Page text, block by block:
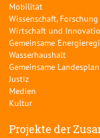
Mobilität
Wissenschaft,
Wirtschaft und
Gemeinsame
Wasserhaushalt
Gemeinsame
Justiz
Medien
Kultur
Projekte der